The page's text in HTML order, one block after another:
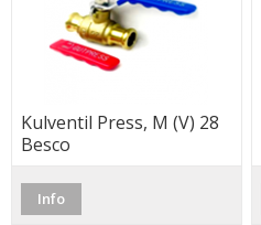
Kulventil Press, M (V) 28
Besco
Info